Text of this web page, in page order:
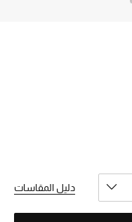
دليل المقاسات